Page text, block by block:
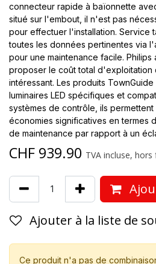
connecteur rapide à baïonnette
situé sur l'embout, il n'est pas
pour effectuer l'installation. Service
toutes les données pertinentes via
pour une maintenance facile.
proposer le coût total d'exploitation
intéressant. Les produits
luminaires LED spécifiques et
systèmes de contrôle, ils
économies significatives en termes
de maintenance par rapport à un
CHF 939.90 TVA incluse,
Ajouter à la liste de
Ce produit n'a pas de